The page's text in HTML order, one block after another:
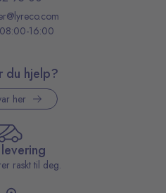
16:00
du hjelp?
her
raskt til deg.